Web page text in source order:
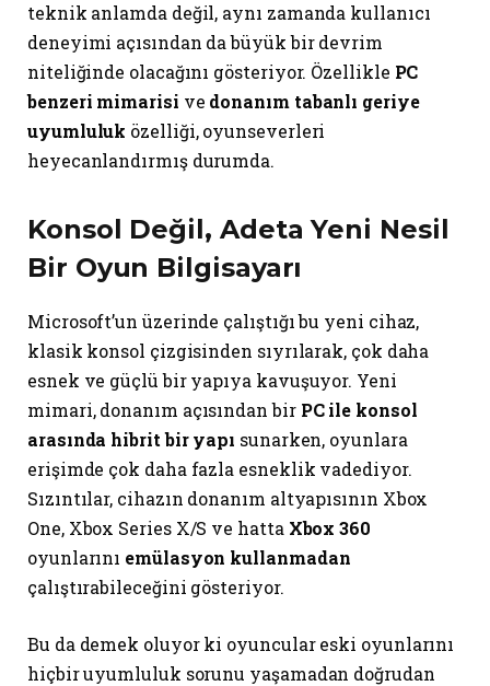
teknik anlamda değil, aynı zamanda kullanıcı
deneyimi açısından da büyük bir devrim
niteliğinde olacağını gösteriyor. Özellikle PC
benzeri mimarisi ve donanım tabanlı geriye
uyumluluk özelliği, oyunseverleri
heyecanlandırmış durumda.
Konsol Değil, Adeta Yeni Nesil
Bir Oyun Bilgisayarı
Microsoft’un üzerinde çalıştığı bu yeni cihaz,
klasik konsol çizgisinden sıyrılarak, çok daha
esnek ve güçlü bir yapıya kavuşuyor. Yeni
mimari, donanım açısından bir PC ile konsol
arasında hibrit bir yapı sunarken, oyunlara
erişimde çok daha fazla esneklik vadediyor.
Sızıntılar, cihazın donanım altyapısının Xbox
One, Xbox Series X/S ve hatta Xbox 360
oyunlarını emülasyon kullanmadan
çalıştırabileceğini gösteriyor.
Bu da demek oluyor ki oyuncular eski oyunlarını
hiçbir uyumluluk sorunu yaşamadan doğrudan